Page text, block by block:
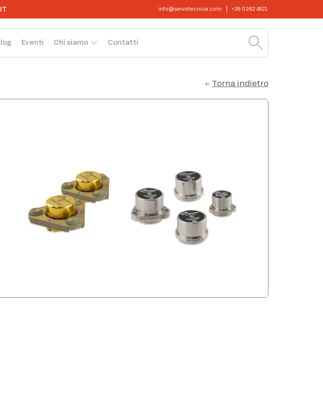
IT info@servotecnica.com +39 0362 4921
Eventi Chi siamo Contatti
← Torna indietro